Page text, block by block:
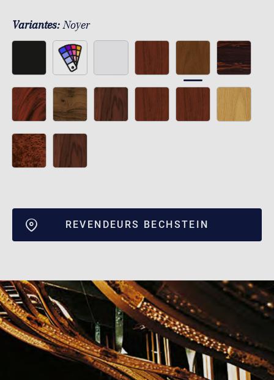
Variantes:Noyer
REVENDEURS BECHSTEIN